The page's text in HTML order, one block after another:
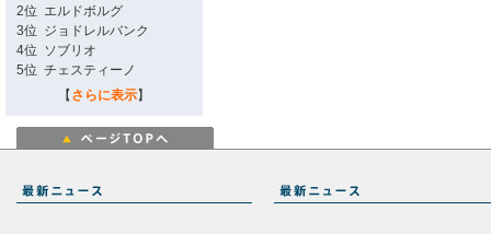
2位 エルドボルグ
3位 ジョドレルバンク
4位 ソブリオ
5位 チェスティーノ
【 さらに表示】